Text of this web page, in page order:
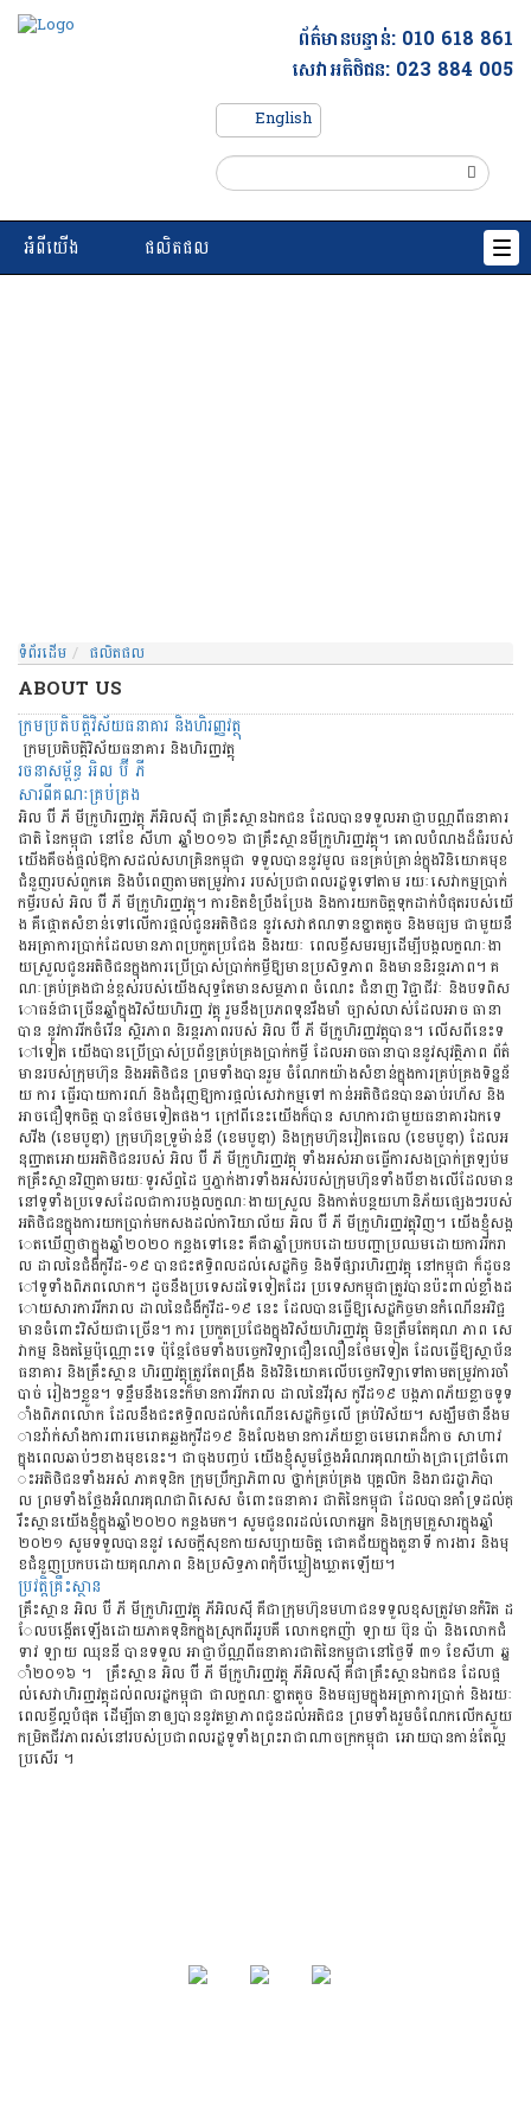
ព័ត៌មានបន្ទាន់: 010 618 861
សេវាអតិថិជន: 023 884 005
English
អំពីយើង ផលិតផល T
o
ទំព័រដើម ផលិតផល
ABOUT US
ក្រម​ប្រតិបត្តិ​វិស័យ​ធនាគារ​ និង​ហិរញ្ញវត្ថុ
ក្រម​ប្រតិបត្តិ​វិស័យ​ធនាគារ​ និង​ហិរញ្ញវត្ថុ
រចនាសម្ព័ន្ធ​ អិល ប៊ី ភី
សារពីគណៈគ្រប់គ្រង
អិល ប៊ី ភី មីក្រូហិរញ្ញវត្ថុ ភីអិលស៊ី ជាគ្រឹះស្ថានឯកជន ដែលបានទទួលអាជ្ញាបណ្ណពីធនាគារ
ជាតិ នៃកម្ពុជា នៅខែ សីហា ឆ្នាំ២០១៦ ជាគ្រឹះស្ថានមីក្រូហិរញ្ញវត្ថុ។ គោលបំណងដ៏ធំរបស់
យើងគឺចង់ផ្តល់ឱកាសដល់សហគ្រិនកម្ពុជា ទទួលបាននូវមូល ធនគ្រប់គ្រាន់ក្នុងវិនិយោគមុខ
ជំនួញរបស់ពួកគេ និងបំពេញតាមតម្រូវការ របស់ប្រជាពលរដ្ឋទូទៅតាម រយៈសេវាកម្មប្រាក់
កម្ចីរបស់ អិល ប៊ី ភី មីក្រូហិរញ្ញវត្ថុ។ ការខិតខំប្រឹងប្រែង និងការយកចិត្តទុកដាក់បំផុតរបស់យើ
ង គឺផ្តោតសំខាន់ទៅលើការផ្តល់ជូនអតិថិជន នូវសេវាឥណទានខ្នាតតូច និងមធ្យម ជាមួយនឹ
ងអត្រាការប្រាក់ដែលមានភាពប្រកួតប្រជែង និងរយៈ ពេលខ្ចីសមរម្យដើម្បីបង្កលក្ខណៈងា
យស្រួលជូនអតិថិជនក្នុងការប្រើប្រាស់ប្រាក់កម្ចីឱ្យមានប្រសិទ្ធភាព និងមាននិរន្តរភាព។ គ
ណៈគ្រប់គ្រងជាន់ខ្ពស់របស់យើងសុទ្ធតែមានសម្ថភាព ចំណេះ ជំនាញ វិជ្ជាជីវៈ និងបទពិស
ោធន៍ជាច្រើនឆ្នាំក្នុងវិស័យហិរញ្ញ វត្ថុ រួមនឹងប្រភពទុនរឹងមាំ ច្បាស់លាស់ដែលអាច ធានា
បាន នូវការរីកចំរើន ស្ថិរភាព និរន្តរភាពរបស់ អិល ប៊ី ភី មីក្រូហិរញ្ញវត្ថុបាន។ លើសពីនេះទ
ៅទៀត យើងបានប្រើប្រាស់ប្រព័ន្ធគ្រប់គ្រងប្រាក់កម្ចី ដែលអាចធានាបាននូវសុវត្ថិភាព ព័ត៌
មានរបស់ក្រុមហ៊ុន និងអតិថិជន ព្រមទាំងបានរួម ចំណែកយ៉ាងសំខាន់ក្នុងការគ្រប់គ្រងទិន្នន័
យ ការ ធ្វើរបាយការណ៍ និងជំរុញឱ្យការផ្តល់សេវាកម្មទៅ កាន់អតិថិជនបានឆាប់រហ័ស និង
អាចជឿទុកចិត្ត បានថែមទៀតផង។ ក្រៅពីនេះយើងក៏បាន សហការជាមួយធនាគារឯកទេ
សវីង (ខេមបូឌា) ក្រុមហ៊ុនទ្រូម៉ាន់នី (ខេមបូឌា) និងក្រុមហ៊ុនវៀតធេល (ខេមបូឌា) ដែលអ
នុញ្ញាតអោយអតិថិជនរបស់ អិល ប៊ី ភី មីក្រូហិរញ្ញវត្ថុ ទាំងអស់អាចធ្វើការសងប្រាក់ត្រឡប់ម
កគ្រឹះស្ថានវិញតាមរយៈទូរស័ព្ទដៃ ឬភ្នាក់ងារទាំងអស់របស់ក្រុមហ៊ុនទាំងបីខាងលើដែលមាន
នៅទូទាំងប្រទេសដែលជាការបង្កលក្ខណៈងាយស្រួល និងកាត់បន្ថយហានិភ័យផ្សេងៗរបស់
អតិថិជនក្នុងការយកប្រាក់មកសងដល់ការិយាល័យ អិល ប៊ី ភី មីក្រូហិរញ្ញវត្ថុវិញ។ យើងខ្ញុំសង្ក
េតឃើញថាក្នុងឆ្នាំ២០២០ កន្លងទៅនេះ គឺជាឆ្នាំប្រកបដោយបញ្ហាប្រឈមដោយការរីករា
ល ដាលនៃជំងឺកូវីដ-១៩ បានជះឥទ្ធិពលដល់សេដ្ឋកិច្ច និងទីផ្សារហិរញ្ញវត្ថុ នៅកម្ពុជា ក៏ដូចន
ៅទូទាំងពិភពលោក។ ដូចនឹងប្រទេសដទៃទៀតដែរ ប្រទេសកម្ពុជាត្រូវបានប៉ះពាល់ខ្លាំងដ
ោយសារការរីករាល ដាលនៃជំងឺកូវីដ-១៩ នេះ ដែលបានធ្វើឱ្យសេដ្ឋកិច្ចមានកំណើនអវិជ្ជ
មានចំពោះវិស័យជាច្រើន។ ការ ប្រកួតប្រជែងក្នុងវិស័យហិរញ្ញវត្ថុ មិនត្រឹមតែគុណ ភាព សេ
វាកម្ម និងតម្លៃប៉ុណ្ណោះទេ ប៉ុន្តែថែមទាំងបច្ចេកវិទ្យាជឿនលឿនថែមទៀត ដែលធ្វើឱ្យស្ថាប័ន
ធនាគារ និងគ្រឹះស្ថាន ហិរញ្ញវត្ថុត្រូវតែពង្រឹង និងវិនិយោគលើបច្ចេកវិទ្យាទៅតាមតម្រូវការចាំ
បាច់ រៀងៗខ្លួន។ ទន្ទឹមនឹងនេះក៏មានការរីករាល ដាលនៃវីរុស កូវីដ១៩ បង្កភាពភ័យខ្លាចទូទ
ាំងពិភពលោក ដែលនឹងជះឥទ្ធិពលដល់កំណើនសេដ្ឋកិច្ចលើ គ្រប់វិស័យ។ សង្ឃឹមថានឹងម
ានវ៉ាក់សាំងការពារមេរោគឆ្លងកូវីដ១៩ និងលែងមានការភ័យខ្លាចមេរោគដ៏កាច សាហាវ
ក្នុងពេលឆាប់ៗខាងមុខនេះ។ ជាចុងបញ្ចប់ យើងខ្ញុំសូមថ្លែងអំណរគុណយ៉ាងជ្រាជ្រៅចំពោ
ះអតិថិជនទាំងអស់ ភាគទុនិក ក្រុមប្រឹក្សាភិពាល ថ្នាក់គ្រប់គ្រង បុគ្គលិក និងរាជរដ្ឋាភិបា
ល ព្រមទាំងថ្លែងអំណរគុណជាពិសេស ចំពោះធនាគារ ជាតិនៃកម្ពុជា ដែលបានគាំទ្រដល់គ្
រឹះស្ថានយើងខ្ញុំក្នុងឆ្នាំ២០២០ កន្លងមក។ សូមជូនពរដល់លោកអ្នក និងក្រុមគ្រួសារក្នុងឆ្នាំ
២០២១ សូមទទួលបាននូវ សេចក្តីសុខកាយសប្បាយចិត្ត ជោគជ័យក្នុងតួនាទី ការងារ និងមុ
ខជំនួញប្រកបដោយគុណភាព និងប្រសិទ្ធភាពកុំបីឃ្លៀងឃ្លាតឡើយ។
ប្រវត្តិគ្រឹះស្ថាន
គ្រឹះស្ថាន អិល ប៊ី​ ភី មីក្រូហិរញ្ញវត្ថុ ភីអិលស៊ី គឺជាក្រុមហ៊ុនមហាជនទទួលខុសត្រូវមានកំរិត ដ
ែលបង្កើតឡើងដោយភាគទុនិកក្នុងស្រុកពីររូបគឺ លោកឧកញ៉ា ឡាយ ប៊ុន ប៉ា និងលោកជំ
ទាវ ឡាយ ឈុននី​ បានទទួល អាជ្ញាប័ណ្ណពីធនាគារជាតិនៃកម្ពុជានៅថ្ងៃទី ៣១ ខែសីហា ឆ្ន
ាំ២០១៦ ។ គ្រឹះស្ថាន អិល ប៊ី​ ភី មីក្រូហិរញ្ញវត្ថុ ភីអិលស៊ី គឺជាគ្រឹះស្ថានឯកជន ដែលផ្ត
ល់សេវាហិរញ្ញវត្ថុ​ដល់ពលរដ្ឋកម្ពុជា ជាលក្ខណៈខ្នាតតូច​ និងមធ្យម​ក្នុ​ង​អត្រាការប្រាក់ និងរយៈ
ពេលខ្ចីល្អបំផុត ដើម្បីធានាឲ្យបាននូវ​តម្លាភាពជូនដល់អតិជន ព្រមទាំងរួមចំណែកលើកស្ទួយ
កម្រិតជីវភាពរស់នៅរបស់ប្រជាពលរដ្ឋ​ទូទាំង​ព្រះរាជា​ណាចក្រកម្ពុជា អោយបានកាន់តែល្អ
ប្រសើរ ។